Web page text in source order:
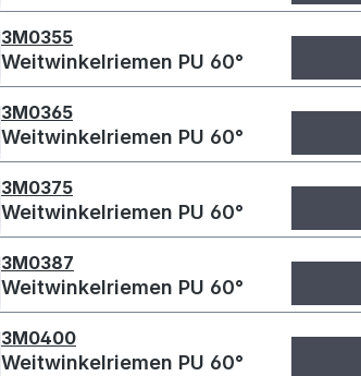
3M0355
Weitwinkelriemen PU 60°
3M0365
Weitwinkelriemen PU 60°
3M0375
Weitwinkelriemen PU 60°
3M0387
Weitwinkelriemen PU 60°
3M0400
Weitwinkelriemen PU 60°